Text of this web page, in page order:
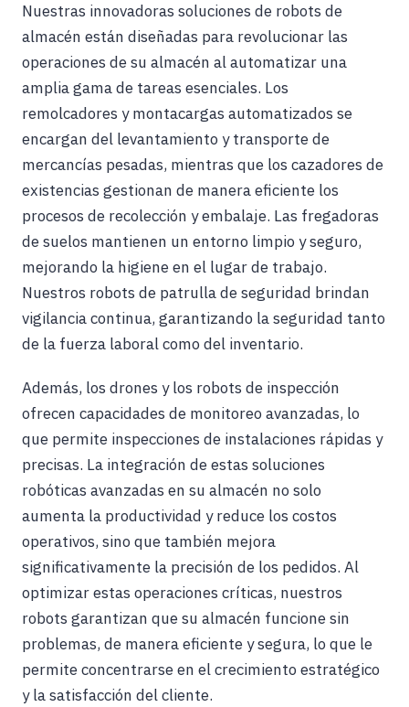
Nuestras innovadoras soluciones de robots de
almacén están diseñadas para revolucionar las
operaciones de su almacén al automatizar una
amplia gama de tareas esenciales. Los
remolcadores y montacargas automatizados se
encargan del levantamiento y transporte de
mercancías pesadas, mientras que los cazadores de
existencias gestionan de manera eficiente los
procesos de recolección y embalaje. Las fregadoras
de suelos mantienen un entorno limpio y seguro,
mejorando la higiene en el lugar de trabajo.
Nuestros robots de patrulla de seguridad brindan
vigilancia continua, garantizando la seguridad tanto
de la fuerza laboral como del inventario.
Además, los drones y los robots de inspección
ofrecen capacidades de monitoreo avanzadas, lo
que permite inspecciones de instalaciones rápidas y
precisas. La integración de estas soluciones
robóticas avanzadas en su almacén no solo
aumenta la productividad y reduce los costos
operativos, sino que también mejora
significativamente la precisión de los pedidos. Al
optimizar estas operaciones críticas, nuestros
robots garantizan que su almacén funcione sin
problemas, de manera eficiente y segura, lo que le
permite concentrarse en el crecimiento estratégico
y la satisfacción del cliente.